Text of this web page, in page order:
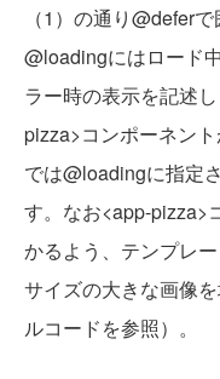
（1）の通り@defer
@loadingにはロード
ラー時の表示を記述
pizza>コンポーネン
では@loadingに指定
す。なお<app-pizza>
かるよう、テンプレ
サイズの大きな画像
ルコードを参照）。